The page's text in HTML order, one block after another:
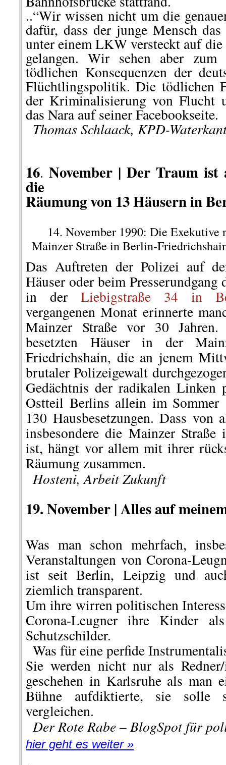
..“Wir wissen nicht um die
dafür, dass der junge Mensch
unter einem LKW versteckt auf die
gelangen.Wir sehen aber zum
tödlichen Konsequenzen der
Flüchtlingspolitik. Die tödlichen
der Kriminalisierung von Flucht
das Nara auf seiner Facebookseite.
Thomas Schlaack, KPD-
16. November | Der Traum
die
Räumung von 13 Häusern in
14. November 1990: Die
Mainzer Straße in Berlin-
Das Auftreten der Polizei auf
Häuser oder beim Presserundgang
in der Liebigstraße 34 in
vergangenen Monat erinnerte
Mainzer Straße vor 30
besetzten Häuser in der
Friedrichshain, die an jenem
brutaler Polizeigewalt
Gedächtnis der radikalen Linken
Ostteil Berlins allein im
130 Hausbesetzungen. Dass von
insbesondere die Mainzer
ist, hängt vor allem mit ihrer
Räumung zusammen.
Hosteni, Arbeit Zukunft
19. November |Alles auf
Was man schon mehrfach,
Veranstaltungen von Corona-
ist seit Berlin, Leipzig und
ziemlich transparent.
Um ihre wirren politischen
Corona-Leugner ihre Kinder
Schutzschilder.
Was für eine perfide
Sie werden nicht nur als
geschehen in Karlsruhe als man
Bühne aufdiktierte, sie
vergleichen.
Der Rote Rabe – BlogSpot für
hier geht es weiter »